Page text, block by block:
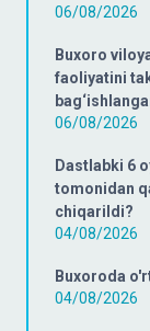
06/08/2026
Buxoro
faoliyatini
06/08/2026
Dastlabki 6
tomonidan
chiqarildi?
04/08/2026
Buxoroda
04/08/2026